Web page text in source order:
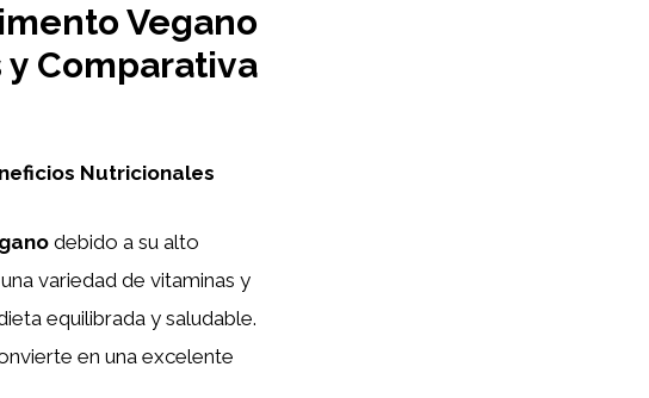
Vegano
Comparativa
Nutricionales
debido a su alto
variedad de vitaminas y
equilibrada y saludable.
en una excelente